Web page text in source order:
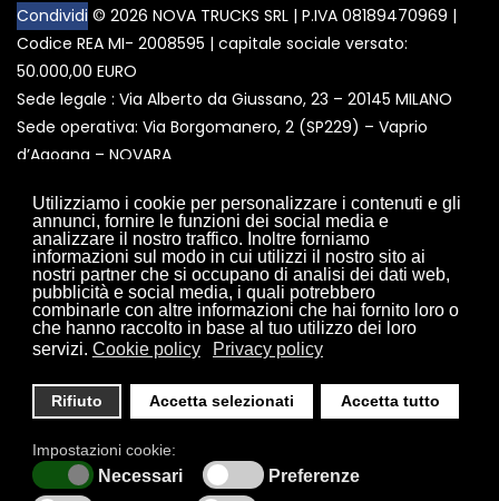
Utilizziamo i cookie per personalizzare i contenuti e gli
annunci, fornire le funzioni dei social media e
analizzare il nostro traffico. Inoltre forniamo
informazioni sul modo in cui utilizzi il nostro sito ai
nostri partner che si occupano di analisi dei dati web,
pubblicità e social media, i quali potrebbero
combinarle con altre informazioni che hai fornito loro o
che hanno raccolto in base al tuo utilizzo dei loro
servizi. Cookie policy Privacy policy
Rifiuto Accetta selezionati Accetta tutto
Impostazioni cookie:
Necessari Preferenze
Condividi © 2026 NOVA TRUCKS SRL | P.IVA 08189470969 |
Codice REA MI- 2008595 | capitale sociale versato:
50.000,00 EURO
Sede legale : Via Alberto da Giussano, 23 – 20145 MILANO
Sede operativa: Via Borgomanero, 2 (SP229) – Vaprio
d’Agogna – NOVARA
camion cabinati usati novara
furgoni cabinati usati novara
furgoni usati novara
veicolo commerciale con cassone usato
veicoli industriali usati novara
veicolo commerciale edilizia usato novara
trattori stradali usati novara
vendita scooter moto vmoto elettriche novara